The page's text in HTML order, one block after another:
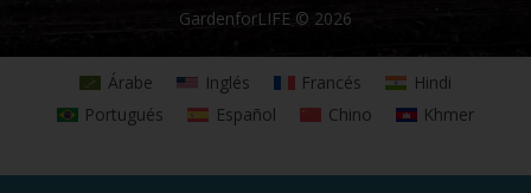
GardenforLIFE © 2026
Árabe Inglés Francés
Hindi
Portugués
Español Chino Khmer